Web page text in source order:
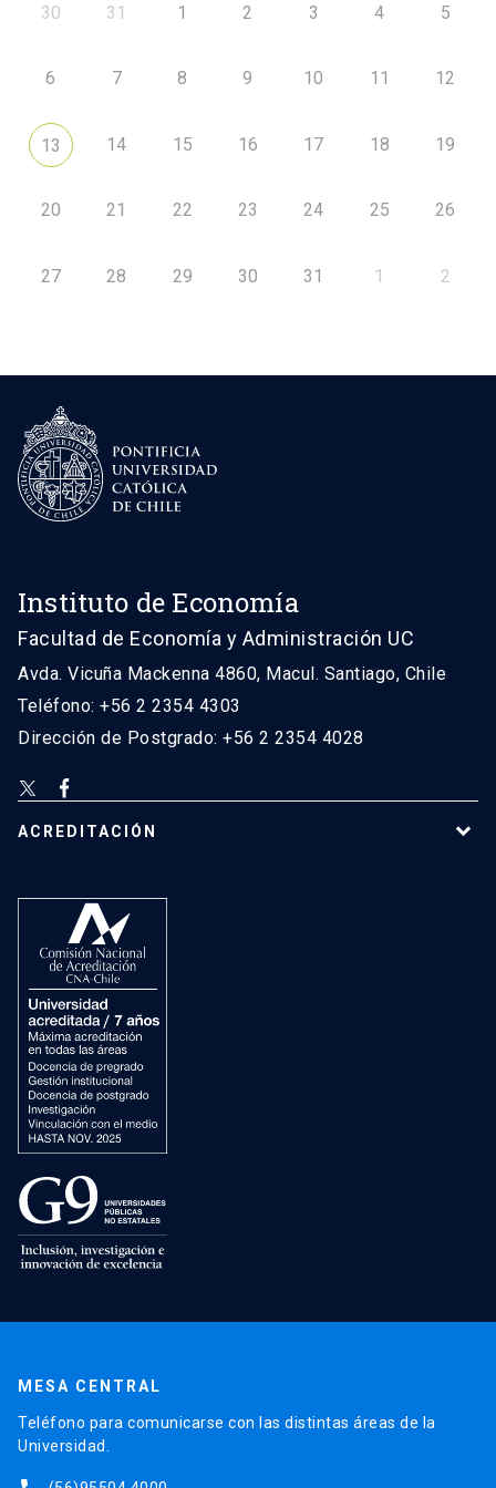
30 31 1 2 3 4 5
6 7 8 9 10 11 12
13 14 15 16 17 18 19
20 21 22 23 24 25 26
27 28 29 30 31 1 2
Instituto de Economía
Facultad de Economía y Administración UC
Avda. Vicuña Mackenna 4860, Macul. Santiago, Chile
Teléfono: +56 2 2354 4303
Dirección de Postgrado: +56 2 2354 4028
ACREDITACIÓN
MESA CENTRAL
Teléfono para comunicarse con las distintas áreas de la
Universidad.